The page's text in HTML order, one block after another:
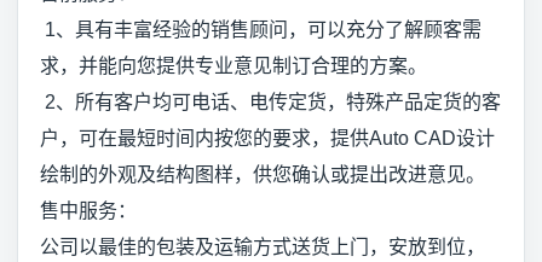
1、具有丰富经验的销售顾问，可以充分了解顾客需
求，并能向您提供专业意见制订合理的方案。
2、所有客户均可电话、电传定货，特殊产品定货的客
户，可在最短时间内按您的要求，提供Auto CAD设计
绘制的外观及结构图样，供您确认或提出改进意见。
售中服务：
公司以最佳的包装及运输方式送货上门，安放到位，